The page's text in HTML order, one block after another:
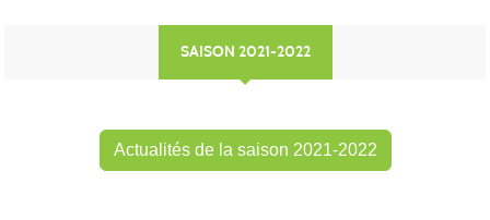
SAISON 2021-2022
Actualités de la saison 2021-2022